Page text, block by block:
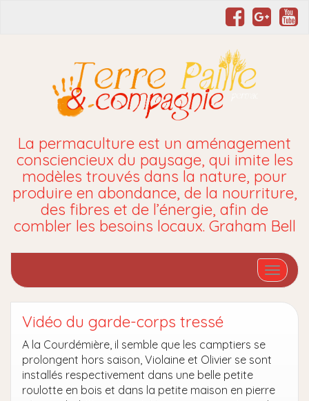
La permaculture est un aménagement
consciencieux du paysage, qui imite les
modèles trouvés dans la nature, pour
produire en abondance, de la nourriture,
des fibres et de l’énergie, afin de
combler les besoins locaux. Graham Bell
Vidéo du garde-corps tressé
A la Courdémière, il semble que les camptiers se
prolongent hors saison, Violaine et Olivier se sont
installés respectivement dans une belle petite
roulotte en bois et dans la petite maison en pierre